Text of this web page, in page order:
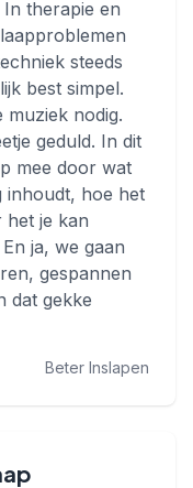
therapie en
steeds
best simpel.
muziek nodig.
geduld. In dit
mee door wat
inhoudt, hoe het
het je kan
ja, we gaan
gespannen
dat gekke
Beter Inslapen